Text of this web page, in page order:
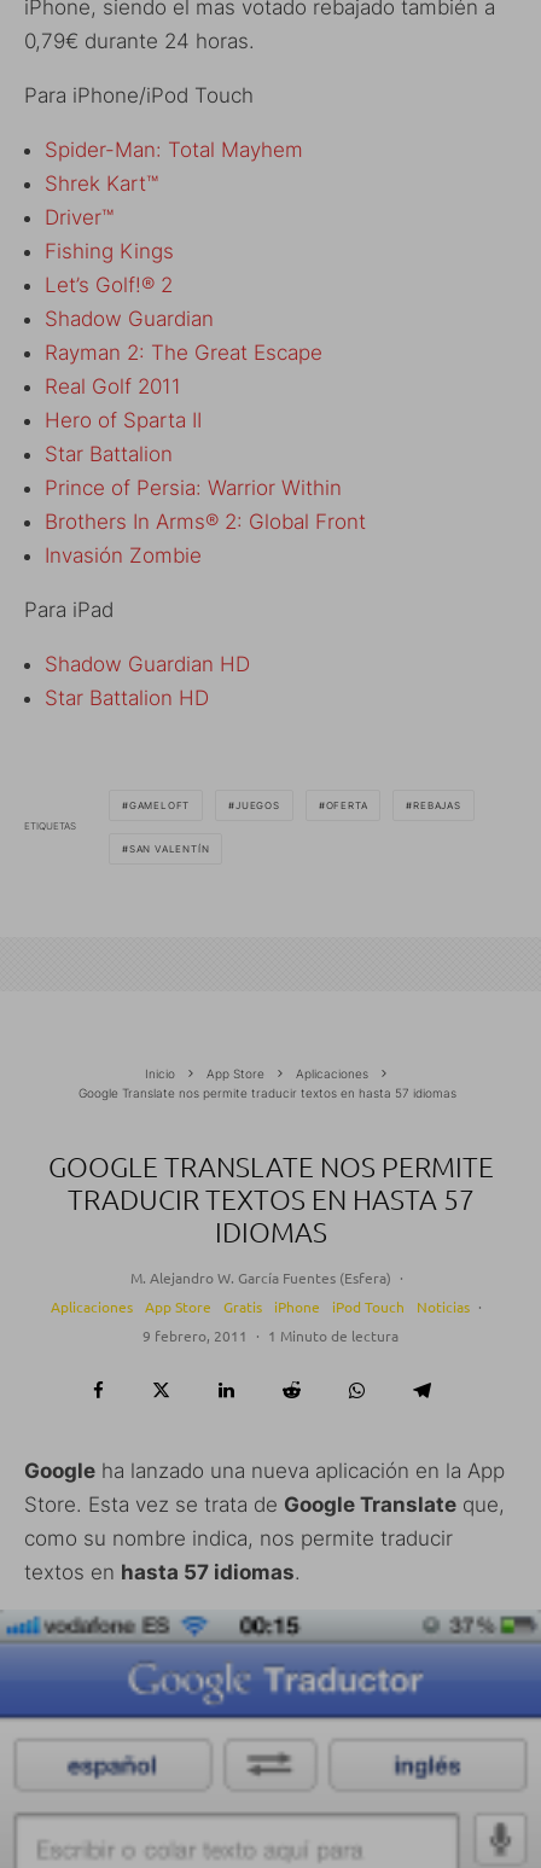
iPhone, siendo el mas votado rebajado también a
0,79€ durante 24 horas.
Para iPhone/iPod Touch
Spider-Man: Total Mayhem
Shrek Kart™
Driver™
Fishing Kings
Let’s Golf!® 2
Shadow Guardian
Rayman 2: The Great Escape
Real Golf 2011
Hero of Sparta II
Star Battalion
Prince of Persia: Warrior Within
Brothers In Arms® 2: Global Front
Invasión Zombie
Para iPad
Shadow Guardian HD
Star Battalion HD
ETIQUETAS
GAMELOFT JUEGOS OFERTA REBAJAS
SAN VALENTÍN
Inicio App Store
Aplicaciones
Google Translate nos permite traducir textos en hasta 57 idiomas
GOOGLE TRANSLATE NOS PERMITE
TRADUCIR TEXTOS EN HASTA 57
IDIOMAS
M. Alejandro W. García Fuentes (Esfera) ·
Aplicaciones
App Store Gratis iPhone iPod Touch Noticias ·
9 febrero, 2011
· 1 Minuto de lectura
Google ha lanzado una nueva aplicación en la App
Store. Esta vez se trata de Google Translate que,
como su nombre indica, nos permite traducir
textos en hasta 57 idiomas.